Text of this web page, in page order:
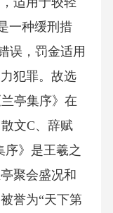
一种缓刑措
误，罚金适用
犯罪。故选
亭集序》在
文C、辞赋
序》是王羲之
聚会盛况和
誉为“天下第